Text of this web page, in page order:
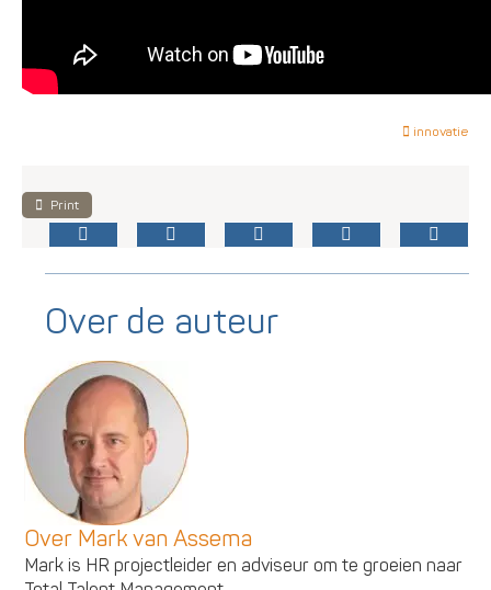
innovatie
Print
Over de auteur
Over Mark van Assema
Mark is HR projectleider en adviseur om te groeien naar